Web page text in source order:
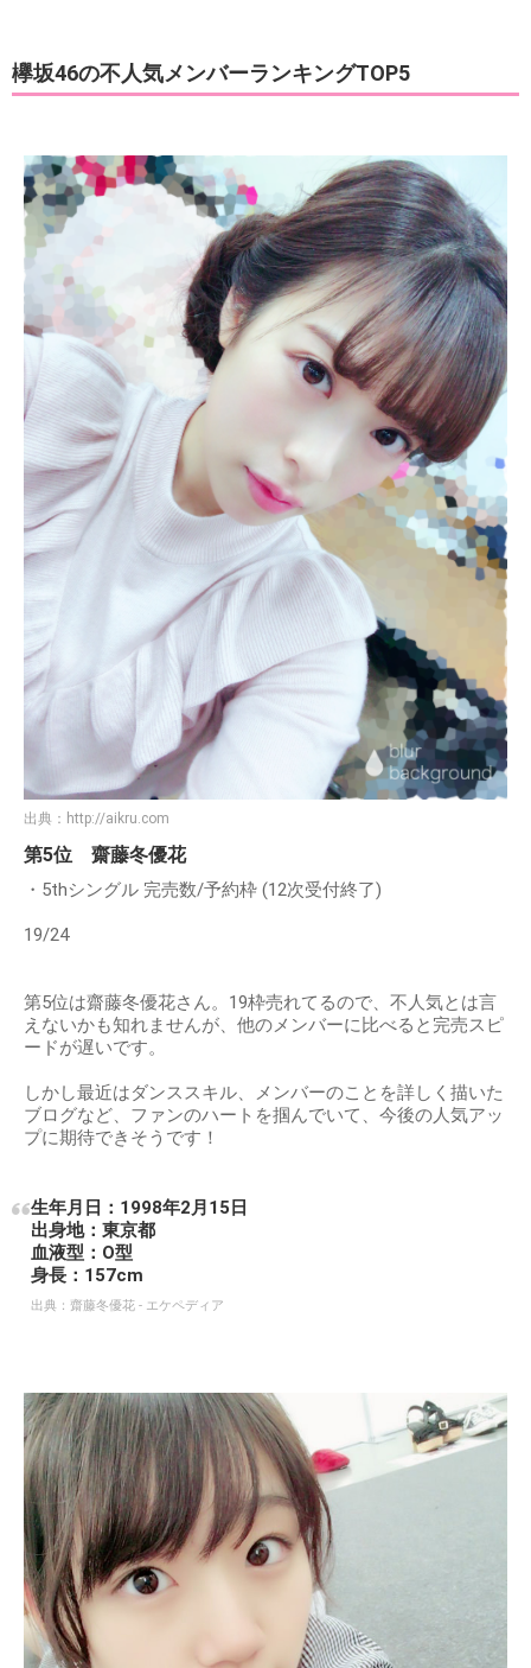
欅坂46の不人気メンバーランキングTOP5
出典： http://aikru.com
第5位 齋藤冬優花
・5thシングル 完売数/予約枠 (12次受付終了)
19/24
第5位は齋藤冬優花さん。19枠売れてるので、不人気とは言
えないかも知れませんが、他のメンバーに比べると完売スピ
ードが遅いです。
しかし最近はダンススキル、メンバーのことを詳しく描いた
ブログなど、ファンのハートを掴んでいて、今後の人気アッ
プに期待できそうです！
生年月日：1998年2月15日
出身地：東京都
血液型：O型
身長：157cm
出典： 齋藤冬優花 - エケペディア